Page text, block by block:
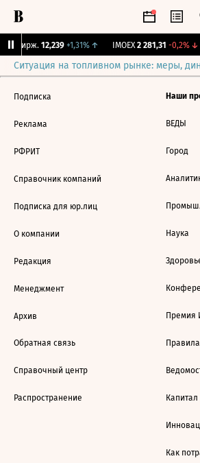
Бирж. 12,239 +1,31%↑ IMOEX 2 281,31 -0,2%↓
Ситуация на топливном рынке: меры,
Подписка
Реклама
РФРИТ
Справочник компаний
Подписка для юр.лиц
О компании
Редакция
Менеджмент
Архив
Обратная связь
Справочный центр
Распространение
Наши
ВЕДЫ
Город
Наука
Премия
Капитал
Как